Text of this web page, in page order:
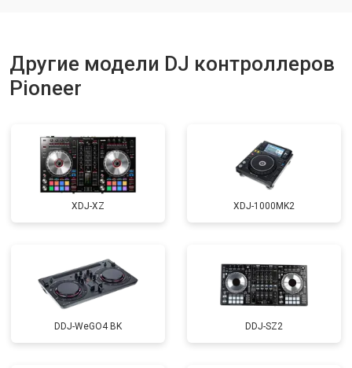
Другие модели DJ контроллеров
Pioneer
XDJ-XZ XDJ-1000MK2
DDJ-WeGO4 BK DDJ-SZ2